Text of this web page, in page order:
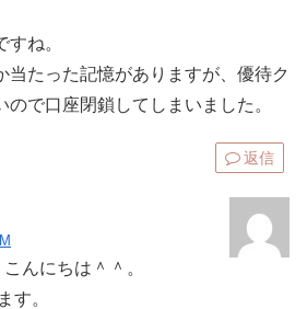
ね。
当たった記憶がありますが、優待ク
ので口座閉鎖してしまいました。
返信
んにちは＾＾。
す。